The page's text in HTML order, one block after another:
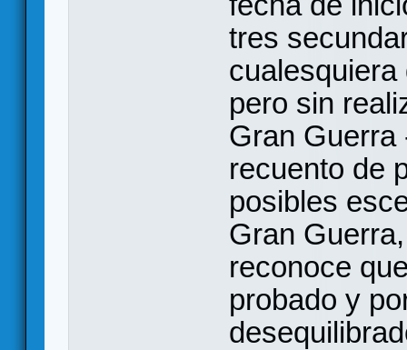
tres
pero sin
Gran Guerra
recuento de
posibles
Gran
reconoce
probado y